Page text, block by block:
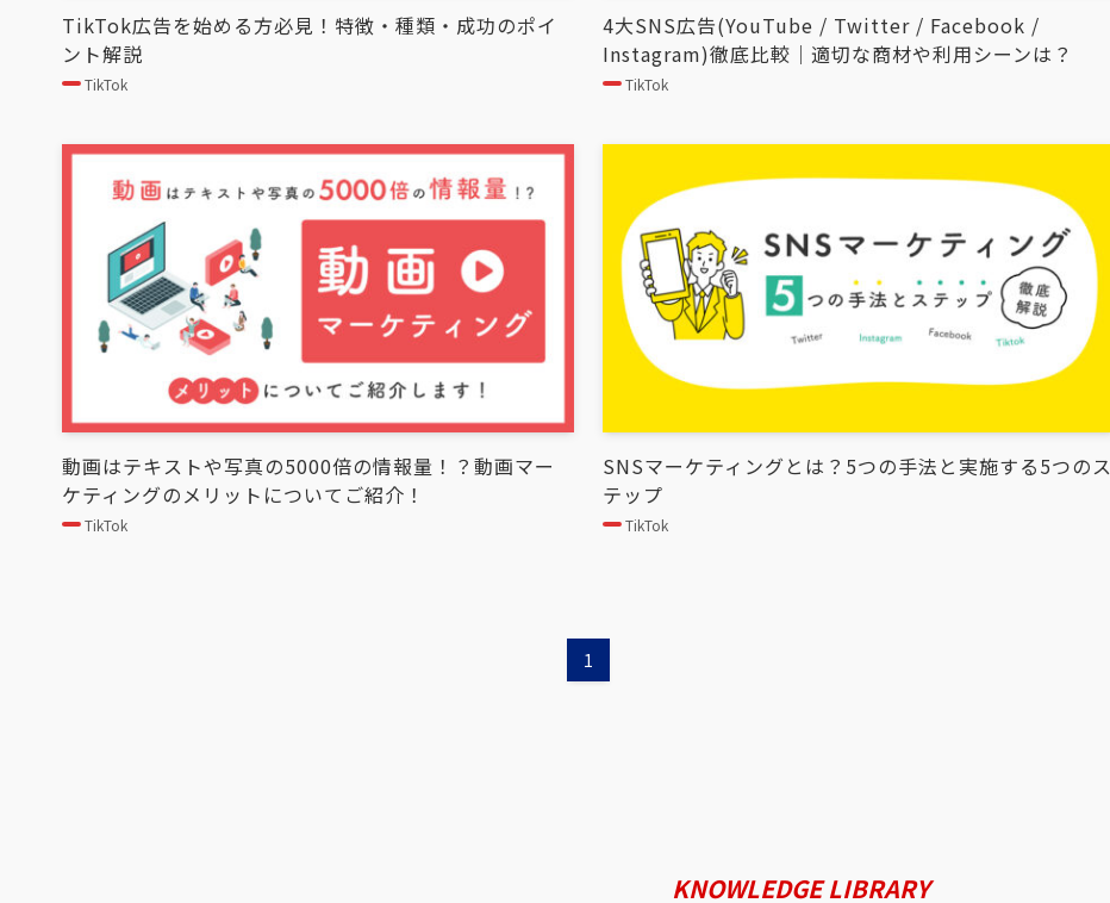
TikTok広告を始める方必見！特徴・種類・成功のポイ
ント解説
TikTok
4大SNS広告(YouTube / Twitter / Facebook /
Instagram)徹底比較｜適切な商材や利用シーンは？
TikTok
動画はテキストや写真の5000倍の情報量！？動画マー
ケティングのメリットについてご紹介！
TikTok
SNSマーケティングとは？5つの手法と実施する5つのス
テップ
TikTok
1
KNOWLEDGE LIBRARY